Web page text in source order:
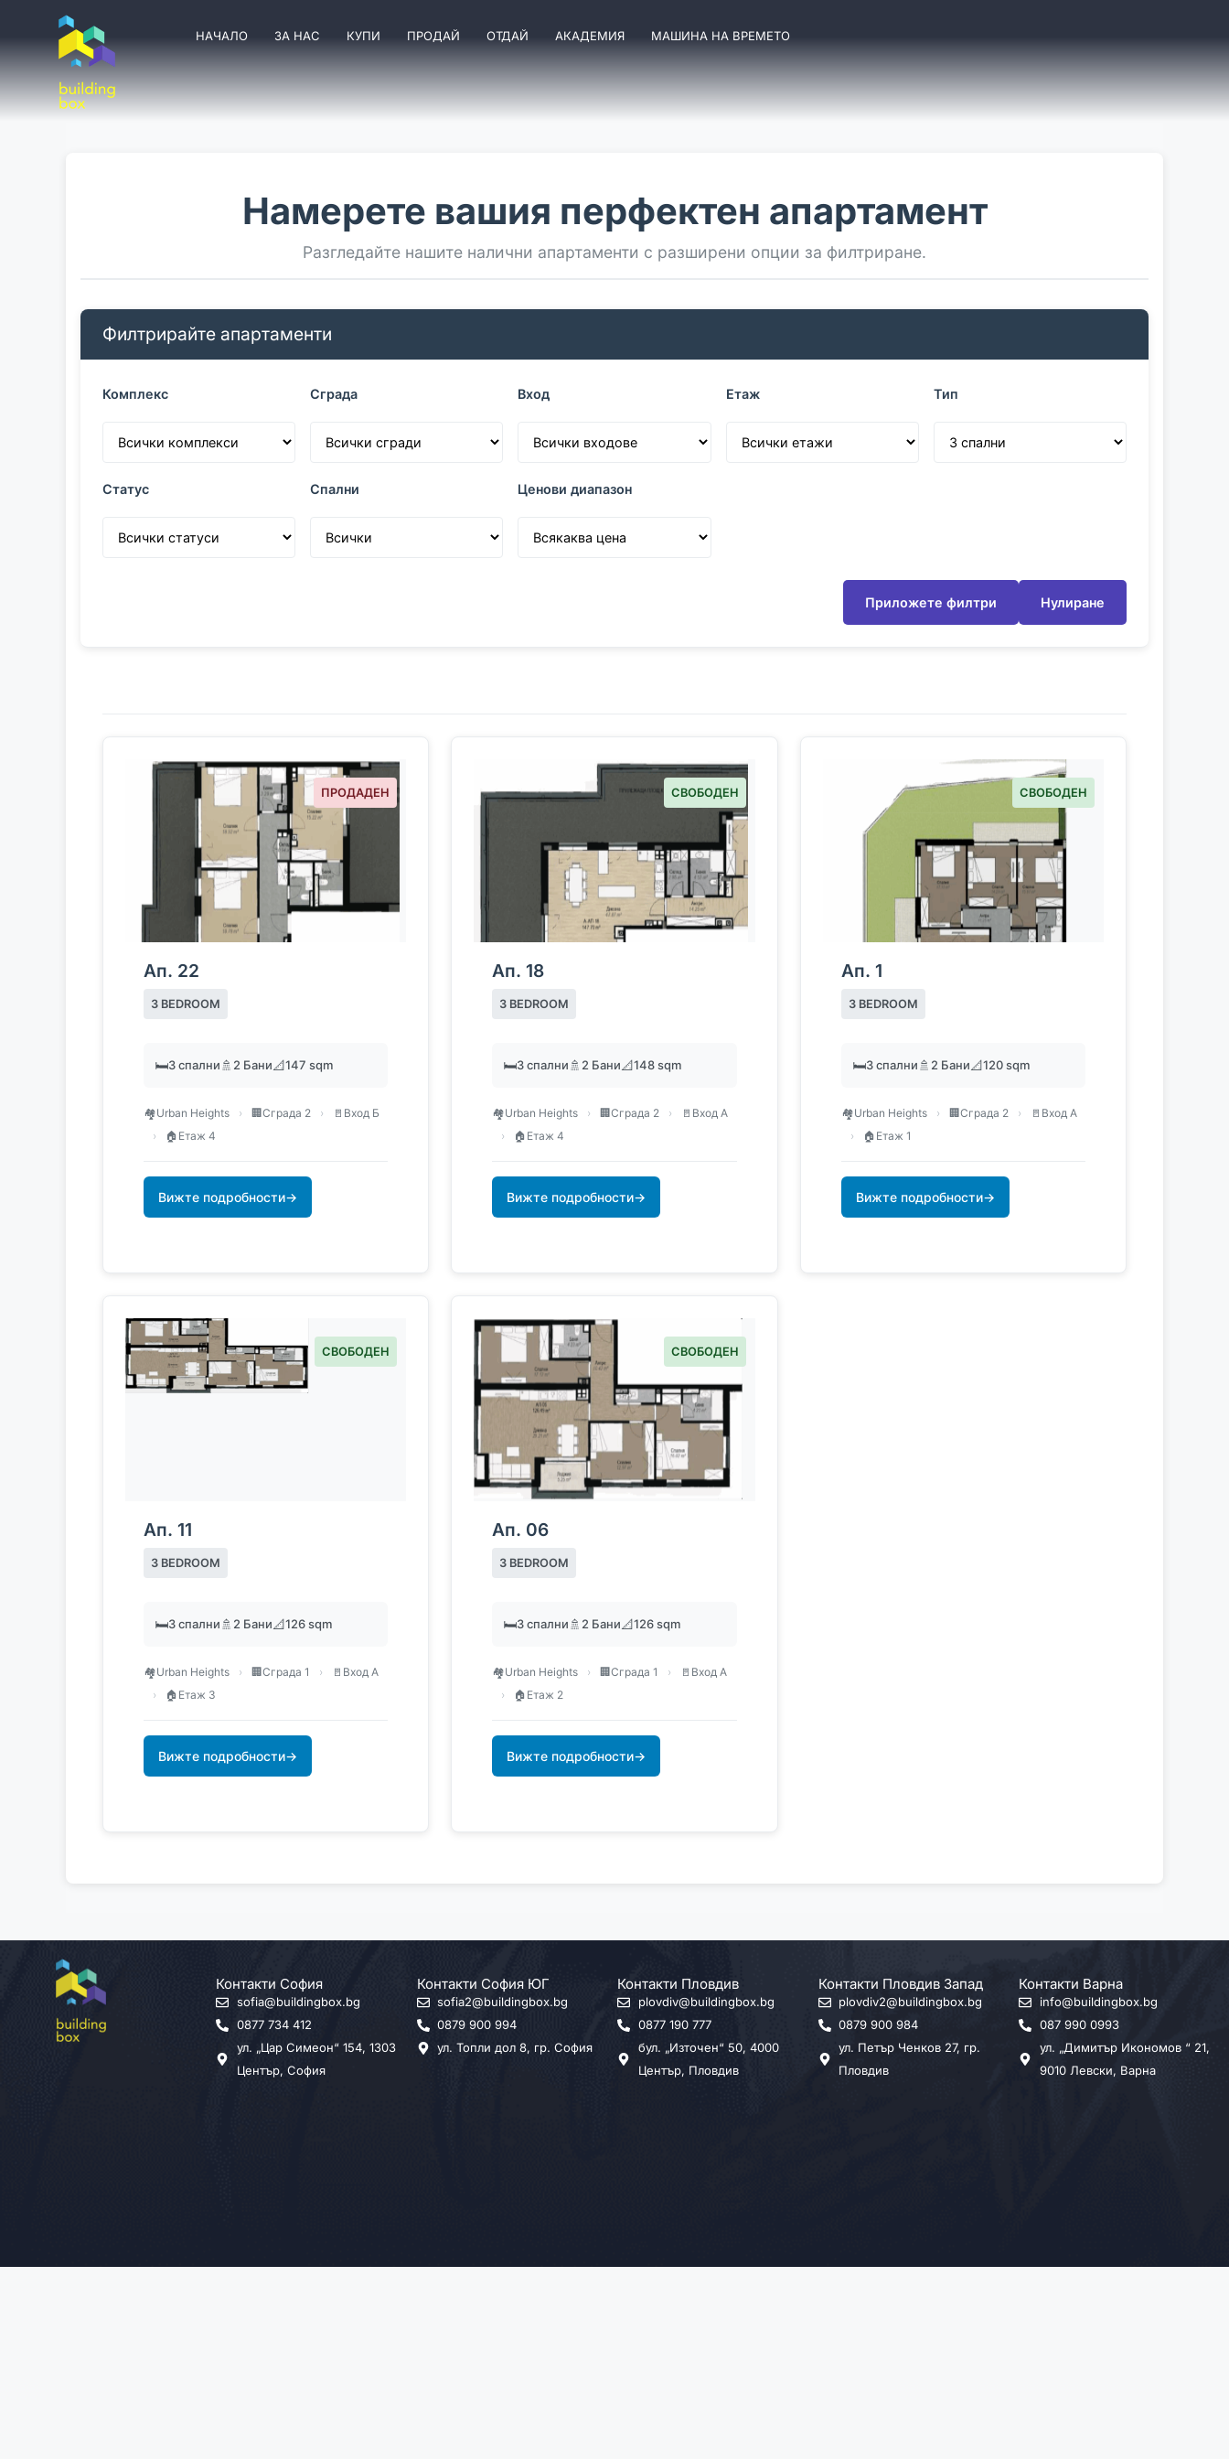
НАЧАЛО ЗА НАС КУПИ ПРОДАЙ ОТДАЙ АКАДЕМИЯ МАШИНА НА ВРЕМЕТО
Намерете вашия перфектен апартамент
Разгледайте нашите налични апартаменти с разширени опции за филтриране.
Филтрирайте апартаменти
Комплекс Сграда Вход Етаж Тип
Статус Спални Ценови диапазон
Приложете филтри Нулиране
ПРОДАДЕН
Ап. 22
3 BEDROOM
🛏️3 спални🚿 2 Бани📐147 sqm
🏘️Urban Heights › 🏢Сграда 2 › 🚪 Вход Б
›
🏠 Етаж 4
Вижте подробности→
СВОБОДЕН
Ап. 18
3 BEDROOM
🛏️3 спални🚿 2 Бани📐148 sqm
🏘️Urban Heights › 🏢Сграда 2 › 🚪 Вход А
›
🏠 Етаж 4
Вижте подробности→
СВОБОДЕН
Ап. 1
3 BEDROOM
🛏️3 спални🚿 2 Бани📐120 sqm
🏘️Urban Heights › 🏢Сграда 2 › 🚪 Вход А
›
🏠 Етаж 1
Вижте подробности→
СВОБОДЕН
Ап. 11
3 BEDROOM
🛏️3 спални🚿 2 Бани📐126 sqm
🏘️Urban Heights › 🏢Сграда 1 › 🚪 Вход А
›
🏠 Етаж 3
Вижте подробности→
СВОБОДЕН
Ап. 06
3 BEDROOM
🛏️3 спални🚿 2 Бани📐126 sqm
🏘️Urban Heights › 🏢Сграда 1 › 🚪 Вход А
›
🏠 Етаж 2
Вижте подробности→
Контакти София
sofia@buildingbox.bg
0877 734 412
ул. „Цар Симеон“ 154, 1303
Център, София
Контакти София ЮГ
sofia2@buildingbox.bg
0879 900 994
ул. Топли дол 8, гр. София
Контакти Пловдив
plovdiv@buildingbox.bg
0877 190 777
бул. „Източен“ 50, 4000
Център, Пловдив
Контакти Пловдив Запад
plovdiv2@buildingbox.bg
0879 900 984
ул. Петър Ченков 27, гр.
Пловдив
Контакти Варна
info@buildingbox.bg
087 990 0993
ул. „Димитър Икономов “ 21,
9010 Левски, Варна